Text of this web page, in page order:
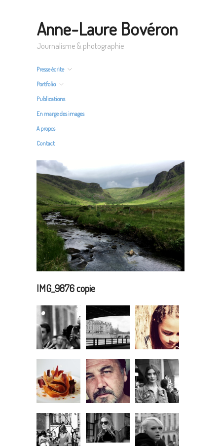
Anne-Laure Bovéron
Journalisme & photographie
Presse écrite
Portfolio
Publications
En marge des images
A propos
Contact
IMG_9876 copie